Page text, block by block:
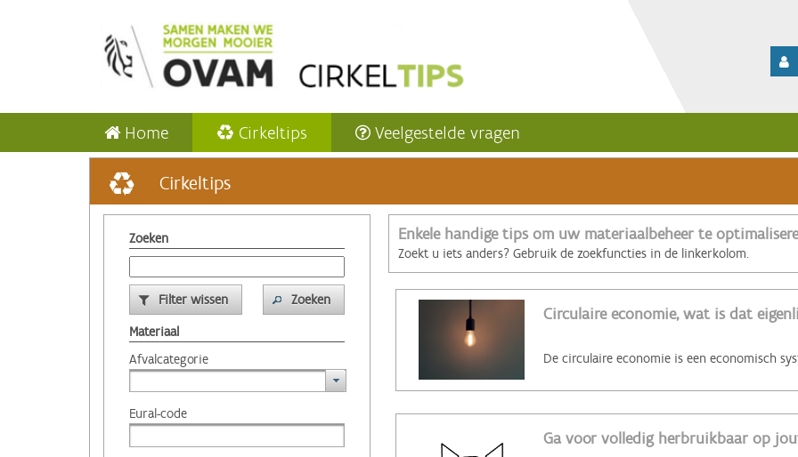
Home Cirkeltips Veelgestelde vragen
Cirkeltips
Zoeken
Filter wissen
Zoeken
Materiaal
Afvalcategorie
Eural-code
Enkele handige tips om uw materiaalbeheer te
Zoekt u iets anders? Gebruik de zoekfuncties in de linkerkolom.
Circulaire economie, wat is dat
Ga voor volledig herbruikbaar op